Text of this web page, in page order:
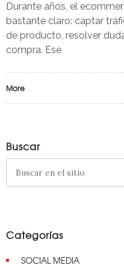
Durante años, el
bastante claro: captar
de producto, resolver
compra. Ese
More
Buscar
Categorías
SOCIAL MEDIA